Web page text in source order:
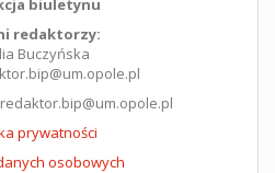
biuletynu
redaktorzy:
Buczyńska
redaktor.bip@um.opole.pl
prywatności
osobowych